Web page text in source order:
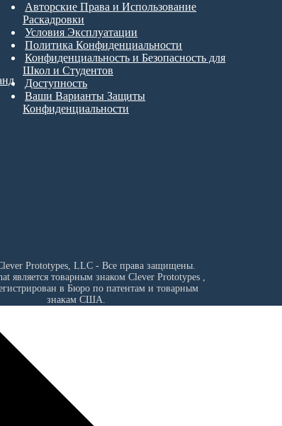
Авторские Права и Использование
Раскадровки
Условия Эксплуатации
Политика Конфиденциальности
Конфиденциальность и Безопасность для
Школ и Студентов
Доступность
Ваши Варианты Защиты
Конфиденциальности
Prototypes, LLC - Все права защищены.
является товарным знаком Clever Prototypes ,
в Бюро по патентам и товарным
знакам США.